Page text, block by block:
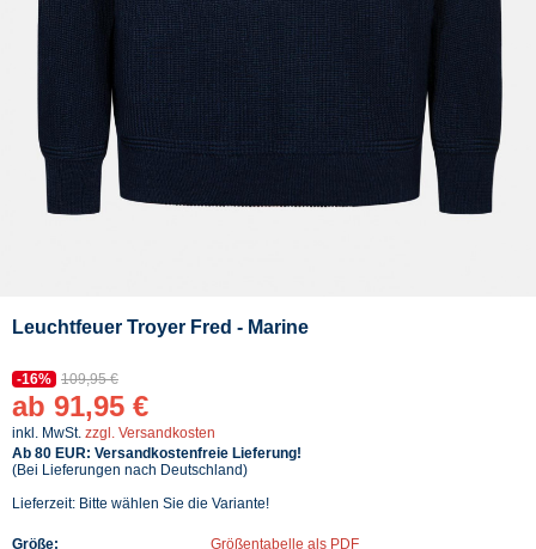
Leuchtfeuer Troyer Fred - Marine
-16% 109,95 €
ab 91,95 €
inkl. MwSt. zzgl. Versandkosten
Ab 80 EUR: Versandkostenfreie Lieferung!
(Bei Lieferungen nach Deutschland)
Lieferzeit: Bitte wählen Sie die Variante!
Größe: Größentabelle als PDF